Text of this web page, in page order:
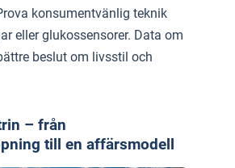
konsumentvänlig teknik
eller glukossensorer. Data om
beslut om livsstil och
– från
till en affärsmodell